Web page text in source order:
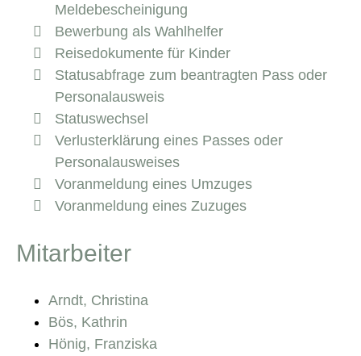
Meldebescheinigung
Bewerbung als Wahlhelfer
Reisedokumente für Kinder
Statusabfrage zum beantragten Pass oder
Personalausweis
Statuswechsel
Verlusterklärung eines Passes oder
Personalausweises
Voranmeldung eines Umzuges
Voranmeldung eines Zuzuges
Mitarbeiter
Arndt, Christina
Bös, Kathrin
Hönig, Franziska